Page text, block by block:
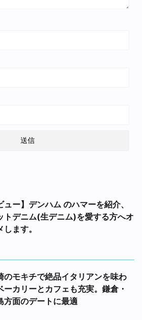
ュー】デンハム のハマーを紹介、
トデニム(生デニム)を愛する方へオ
します。
のモキチで絶品イタリアンを味わ
ーカリーとカフェも充実。鎌倉・
方面のデートに最適